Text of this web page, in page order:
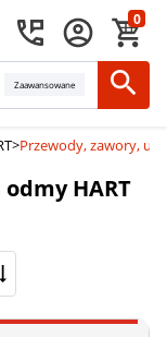
0
Zaawansowane
>Przewody, zawory,
HART